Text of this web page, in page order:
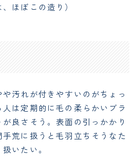
ほぼこの造り）
汚れが付きやすいのがちょっ
は定期的に毛の柔らかいブラ
良さそう。表面の引っかかり
荒に扱うと毛羽立ちそうなた
いたい。